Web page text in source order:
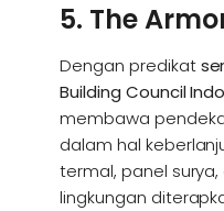
5. The
Dengan predikat
Building Council
membawa
dalam hal
termal, panel
lingkungan